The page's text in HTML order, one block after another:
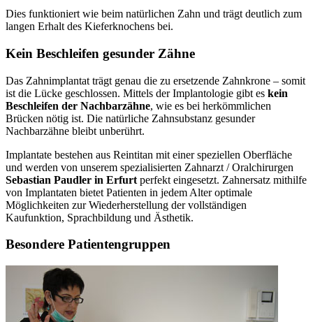
Dies funktioniert wie beim natürlichen Zahn und trägt deutlich zum
langen Erhalt des Kieferknochens bei.
Kein Beschleifen gesunder Zähne
Das Zahnimplantat trägt genau die zu ersetzende Zahnkrone – somit
ist die Lücke geschlossen. Mittels der Implantologie gibt es kein
Beschleifen der Nachbarzähne, wie es bei herkömmlichen
Brücken nötig ist. Die natürliche Zahnsubstanz gesunder
Nachbarzähne bleibt unberührt.
Implantate bestehen aus Reintitan mit einer speziellen Oberfläche
und werden von unserem spezialisierten Zahnarzt / Oralchirurgen
Sebastian Paudler in Erfurt perfekt eingesetzt. Zahnersatz mithilfe
von Implantaten bietet Patienten in jedem Alter optimale
Möglichkeiten zur Wiederherstellung der vollständigen
Kaufunktion, Sprachbildung und Ästhetik.
Besondere Patientengruppen